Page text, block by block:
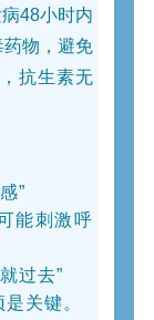
48小时内
物，避免
抗生素无
”
能刺激呼
过去”
关键。